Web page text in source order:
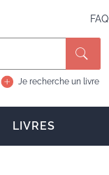
FAQ
Je recherche un livre
LIVRES